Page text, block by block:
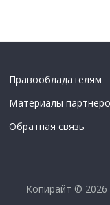
Правообладателям
Материалы
Обратная связь
Копирайт © 2026